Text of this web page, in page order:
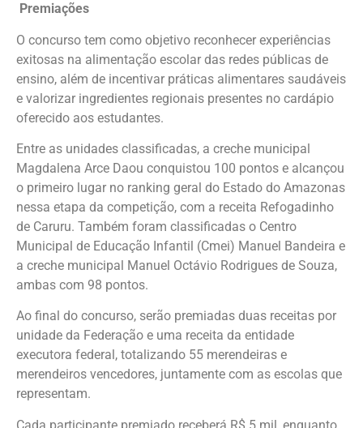
Premiações
O concurso tem como objetivo reconhecer experiências
exitosas na alimentação escolar das redes públicas de
ensino, além de incentivar práticas alimentares saudáveis
e valorizar ingredientes regionais presentes no cardápio
oferecido aos estudantes.
Entre as unidades classificadas, a creche municipal
Magdalena Arce Daou conquistou 100 pontos e alcançou
o primeiro lugar no ranking geral do Estado do Amazonas
nessa etapa da competição, com a receita Refogadinho
de Caruru. Também foram classificadas o Centro
Municipal de Educação Infantil (Cmei) Manuel Bandeira e
a creche municipal Manuel Octávio Rodrigues de Souza,
ambas com 98 pontos.
Ao final do concurso, serão premiadas duas receitas por
unidade da Federação e uma receita da entidade
executora federal, totalizando 55 merendeiras e
merendeiros vencedores, juntamente com as escolas que
representam.